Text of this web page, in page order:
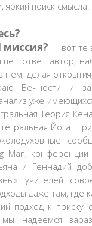
яркий поиск смысла.
миссия? — вот те
ответ автор,
нем, делая
Вечности и
уже
Теория
Йога
Man, конференции
и Геннадий
учителей
даже там, где
подход к поиску
надеемся